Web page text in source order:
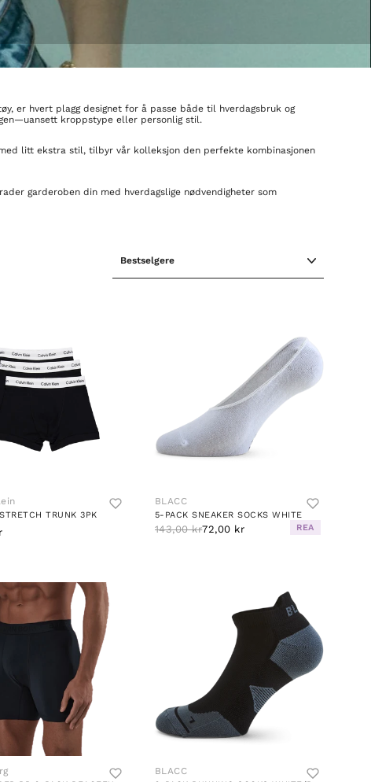
er hvert plagg designet for å passe både til hverdagsbruk og
kroppstype eller personlig stil.
litt ekstra stil, tilbyr vår kolleksjon den perfekte kombinasjonen
garderoben din med hverdagslige nødvendigheter som
TRUNK 3PK
BLACC
5-PACK SNEAKER SOCKS WHITE
143,00 kr72,00 kr REA
BLACC